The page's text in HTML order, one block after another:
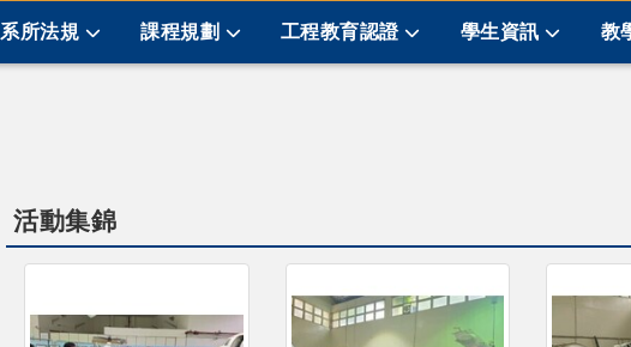
系所法規 課程規劃 工程教育認證 學生資訊 教
活動集錦